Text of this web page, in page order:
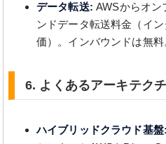
データ転送: AWSからオン
ンドデータ転送料金（イ
価）。インバウンドは無料
6. よくあるアーキテク
ハイブリッドクラウド基盤: